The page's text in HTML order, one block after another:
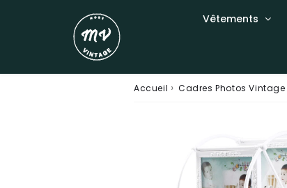
Vêtements
Accueil › Cadres Photos Vintage